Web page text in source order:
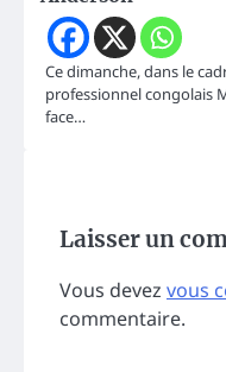
Ce dimanche, dans le
professionnel congolais
face…
Laisser un
Vous devez vous
commentaire.